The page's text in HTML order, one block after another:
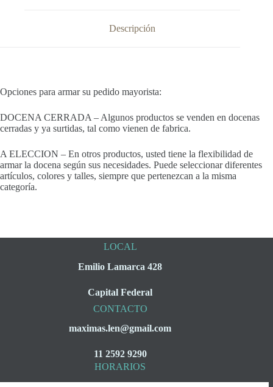
Descripción
Opciones para armar su pedido mayorista:
DOCENA CERRADA – Algunos productos se venden en docenas
cerradas y ya surtidas, tal como vienen de fabrica.
A ELECCION – En otros productos, usted tiene la flexibilidad de
armar la docena según sus necesidades. Puede seleccionar diferentes
artículos, colores y talles, siempre que pertenezcan a la misma
categoría.
LOCAL
Emilio Lamarca 428
Capital Federal
CONTACTO
maximas.len@gmail.com
11 2592 9290
HORARIOS